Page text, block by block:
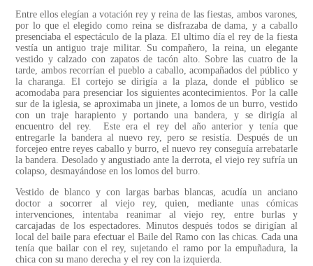
Entre ellos elegían a votación rey y reina de las fiestas, ambos varones,
por lo que el elegido como reina se disfrazaba de dama, y a caballo
presenciaba el espectáculo de la plaza. El ultimo día el rey de la fiesta
vestía un antiguo traje militar. Su compañero, la reina, un elegante
vestido y calzado con zapatos de tacón alto. Sobre las cuatro de la
tarde, ambos recorrían el pueblo a caballo, acompañados del público y
la charanga. El cortejo se dirigía a la plaza, donde el público se
acomodaba para presenciar los siguientes acontecimientos. Por la calle
sur de la iglesia, se aproximaba un jinete, a lomos de un burro, vestido
con un traje harapiento y portando una bandera, y se dirigía al
encuentro del rey. Este era el rey del año anterior y tenía que
entregarle la bandera al nuevo rey, pero se resistía. Después de un
forcejeo entre reyes caballo y burro, el nuevo rey conseguía arrebatarle
la bandera. Desolado y angustiado ante la derrota, el viejo rey sufría un
colapso, desmayándose en los lomos del burro.
Vestido de blanco y con largas barbas blancas, acudía un anciano
doctor a socorrer al viejo rey, quien, mediante unas cómicas
intervenciones, intentaba reanimar al viejo rey, entre burlas y
carcajadas de los espectadores. Minutos después todos se dirigían al
local del baile para efectuar el Baile del Ramo con las chicas. Cada una
tenía que bailar con el rey, sujetando el ramo por la empuñadura, la
chica con su mano derecha y el rey con la izquierda.